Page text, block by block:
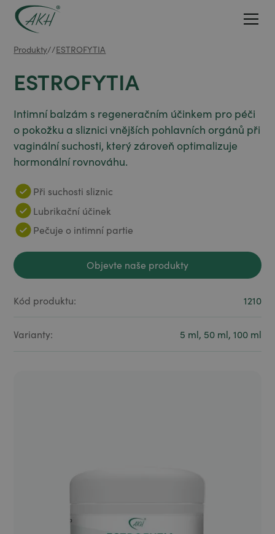
Produkty//ESTROFYTIA
ESTROFYTIA
Intimní balzám s regeneračním účinkem pro péči
o pokožku a sliznici vnějších pohlavních orgánů při
vaginální suchosti, který zároveň optimalizuje
hormonální rovnováhu.
Při suchosti sliznic
Lubrikační účinek
Pečuje o intimní partie
Objevte naše produkty
Objevte naše produkty
Kód produktu:
1210
Varianty: 5 ml, 50 ml, 100 ml